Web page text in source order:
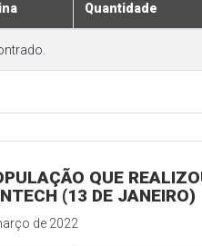
Quantidade
QUE
(13 DE JANEIRO)
de 2022